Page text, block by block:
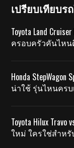
เปรียบเทียบร
Toyota Land
ครอบครัวคันไห
Honda StepWagon
น่าใช้ รุ่นไหนครบ
Toyota Hilux
ใหม่ ใครใช่สำหรั